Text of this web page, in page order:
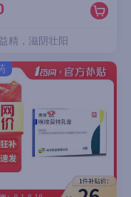
精，滋阴壮阳